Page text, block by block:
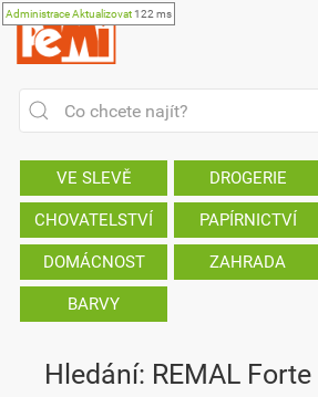
AdministraceAktualizovat122 ms
VE SLEVĚ DROGERIE
CHOVATELSTVÍ PAPÍRNICTVÍ
DOMÁCNOST ZAHRADA
BARVY
Hledání: REMAL